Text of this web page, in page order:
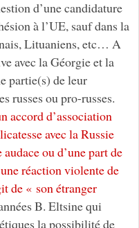
d’une candidature
à l’UE, sauf dans la
Lituaniens, etc… A
avec la Géorgie et la
partie(s) de leur
russes ou pro-russes.
accord d’association
avec la Russie
ou d’une part de
réaction violente de
de « son étranger
B. Eltsine qui
la possibilité de